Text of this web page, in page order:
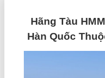
Hãng Tàu
Hàn Quốc